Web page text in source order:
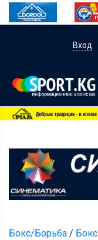
Вход
Бокс/Борьба / Бокс